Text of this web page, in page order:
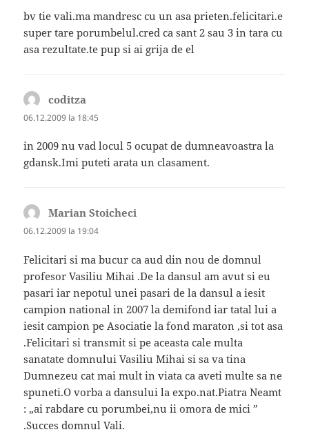
bv tie vali.ma mandresc cu un asa prieten.felicitari.e
super tare porumbelul.cred ca sant 2 sau 3 in tara cu
asa rezultate.te pup si ai grija de el
coditza
06.12.2009 la 18:45
in 2009 nu vad locul 5 ocupat de dumneavoastra la
gdansk.Imi puteti arata un clasament.
Marian Stoicheci
06.12.2009 la 19:04
Felicitari si ma bucur ca aud din nou de domnul
profesor Vasiliu Mihai .De la dansul am avut si eu
pasari iar nepotul unei pasari de la dansul a iesit
campion national in 2007 la demifond iar tatal lui a
iesit campion pe Asociatie la fond maraton ,si tot asa
.Felicitari si transmit si pe aceasta cale multa
sanatate domnului Vasiliu Mihai si sa va tina
Dumnezeu cat mai mult in viata ca aveti multe sa ne
spuneti.O vorba a dansului la expo.nat.Piatra Neamt
: „ai rabdare cu porumbei,nu ii omora de mici ”
.Succes domnul Vali.